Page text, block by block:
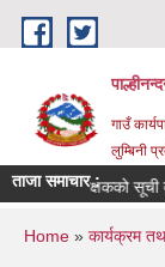
Skip to main content
गाउँ
लुम्बिनी
ताजा समाचार :
प्रशिक्षकको सूची
You are
Home » कार्यक्रम